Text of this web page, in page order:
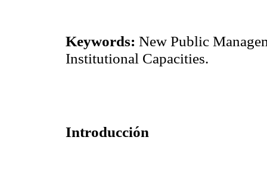
Keywords: New Public
Institutional Capacities.
Introducción